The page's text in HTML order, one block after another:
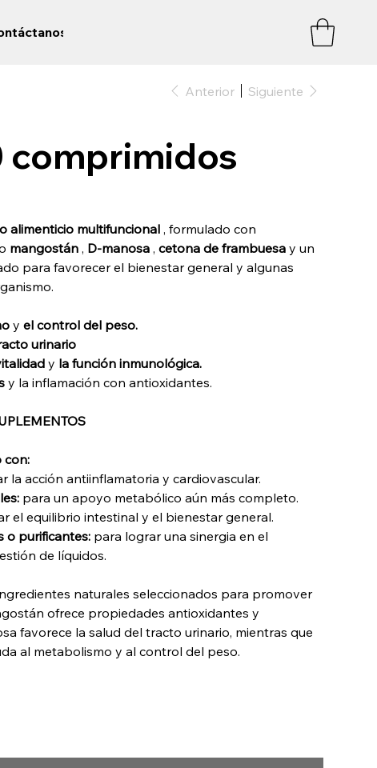
Anterior Siguiente
comprimidos
alimenticio multifuncional , formulado con
mangostán , D-manosa ,cetona de frambuesa y un
para favorecer el bienestar general y algunas
y el control del peso.
urinario
y la función inmunológica.
y la inflamación con antioxidantes.
con:
la acción antiinflamatoria y cardiovascular.
para un apoyo metabólico aún más completo.
el equilibrio intestinal y el bienestar general.
o purificantes:para lograr una sinergia en el
de líquidos.
naturales seleccionados para promover
ofrece propiedades antioxidantes y
favorece la salud del tracto urinario, mientras que
al metabolismo y al control del peso.